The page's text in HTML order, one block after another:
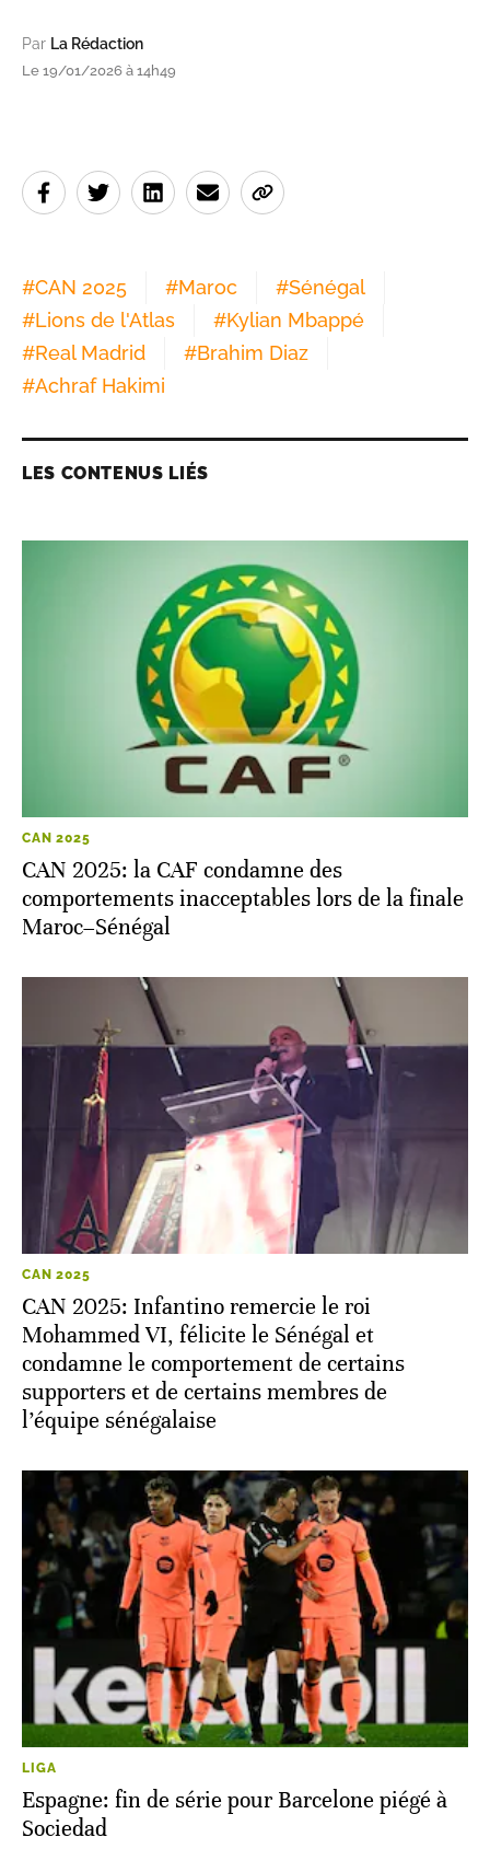
Par La Rédaction
#CAN 2025 # Maroc # Sénégal
#Lions de l'Atlas #Kylian Mbappé
#Real Madrid
CAN 2025
CAN 2025: la CAF condamne des
comportements inacceptables lors de la finale
CAN 2025
CAN 2025: Infantino remercie le roi
Mohammed VI, félicite le Sénégal et
condamne le comportement de certains
supporters et de certains membres de
LIGA
Espagne: fin de série pour Barcelone piégé à